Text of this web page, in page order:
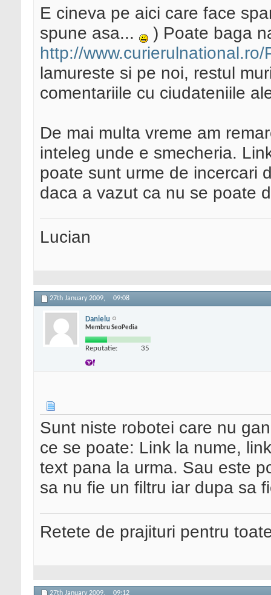
E cineva pe aici care face
spune asa...
) Poate baga
http://
lamureste si pe noi, restul
comentariile cu ciudateniile
De mai multa vreme am
inteleg unde e smecheria.
poate sunt urme de incercari
daca a vazut ca nu se poate
Lucian
27th January 2009, 09:08
Danielu
Membru SeoPedia
Reputatie: 35
Sunt niste robotei care nu
ce se poate: Link la nume,
text pana la urma. Sau este
sa nu fie un filtru iar dupa sa
Retete de prajituri pentru
27th January 2009, 09:12